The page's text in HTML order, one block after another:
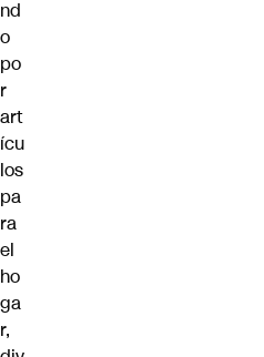
nd
o
po
r
art
ícu
los
pa
ra
el
ho
ga
r,